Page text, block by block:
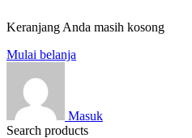
Keranjang Anda masih kosong
Mulai belanja
Masuk
Search products